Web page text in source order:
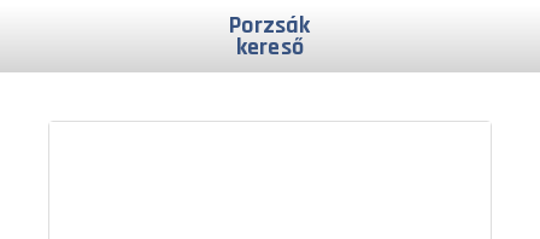
Porzsák
kereső